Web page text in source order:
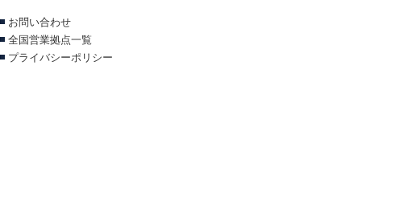
お問い合わせ
全国営業拠点一覧
プライバシーポリシー